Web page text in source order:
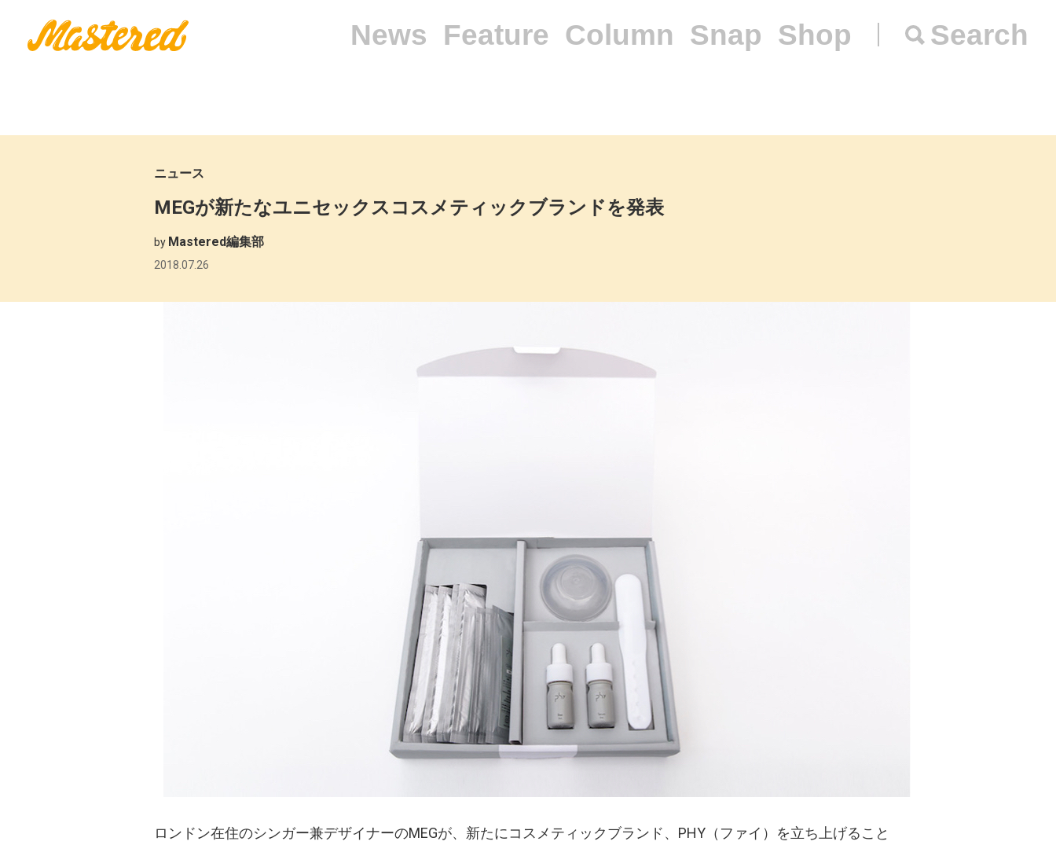
News Feature Column Snap Shop Search
ニュース
MEGが新たなユニセックスコスメティックブランドを発表
by Mastered編集部
2018.07.26
ロンドン在住のシンガー兼デザイナーのMEGが、新たにコスメティックブランド、PHY（ファイ）を立ち上げること